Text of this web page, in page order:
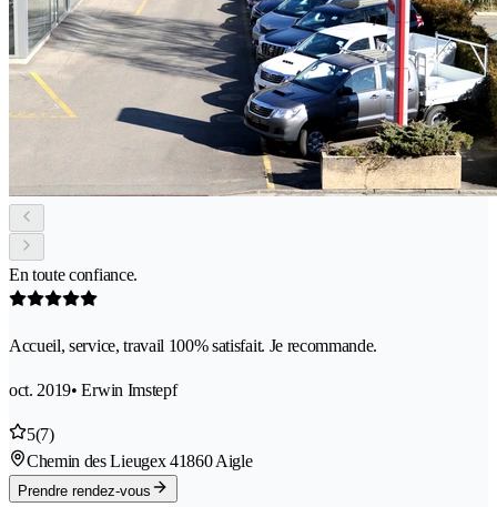
En toute confiance.
Accueil, service, travail 100% satisfait. Je recommande.
oct. 2019• Erwin Imstepf
5(7)
Chemin des Lieugex 41860 Aigle
Prendre rendez-vous